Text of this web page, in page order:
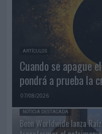
ARTÍCULOS
Cuando se apague
pondrá a prueba la
07/08/2026
NOTICIA DESTACADA
Beon Worldwide lanza